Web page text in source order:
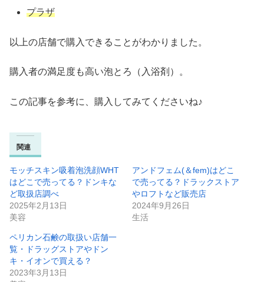
プラザ
以上の店舗で購入できることがわかりました。
購入者の満足度も高い泡とろ（入浴剤）。
この記事を参考に、購入してみてくださいね♪
関連
モッチスキン吸着泡洗顔WHT
はどこで売ってる？ドンキな
ど取扱店調べ
2025年2月13日
美容
アンドフェム(＆fem)はどこ
で売ってる？ドラックストア
やロフトなど販売店
2024年9月26日
生活
ペリカン石鹸の取扱い店舗一
覧・ドラッグストアやドン
キ・イオンで買える？
2023年3月13日